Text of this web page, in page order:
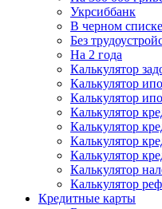
Укрсиббанк
В черном списке
Без
На 2 года
Калькулятор
Калькулятор
Калькулятор
Калькулятор
Калькулятор
Калькулятор
Калькулятор
Калькулятор
Калькулятор
Кредитные карты